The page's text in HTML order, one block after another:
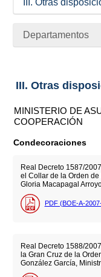
III. Otras
Departamentos
III. Otras
MINISTERIO DE
COOPERACIÓN
Condecoraciones
Real Decreto 1587/
el Collar de la Orden
Gloria Macapagal
PDF (BOE-A-
Real Decreto 1588/
la Gran Cruz de la
González García,